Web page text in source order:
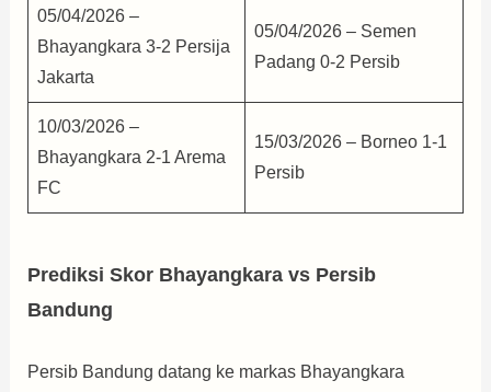
05/04/2026 –
Bhayangkara 3-2 Persija
Jakarta
05/04/2026 – Semen
Padang 0-2 Persib
10/03/2026 –
Bhayangkara 2-1 Arema
FC
15/03/2026 – Borneo 1-1
Persib
Prediksi Skor Bhayangkara vs Persib
Bandung
Persib Bandung datang ke markas Bhayangkara